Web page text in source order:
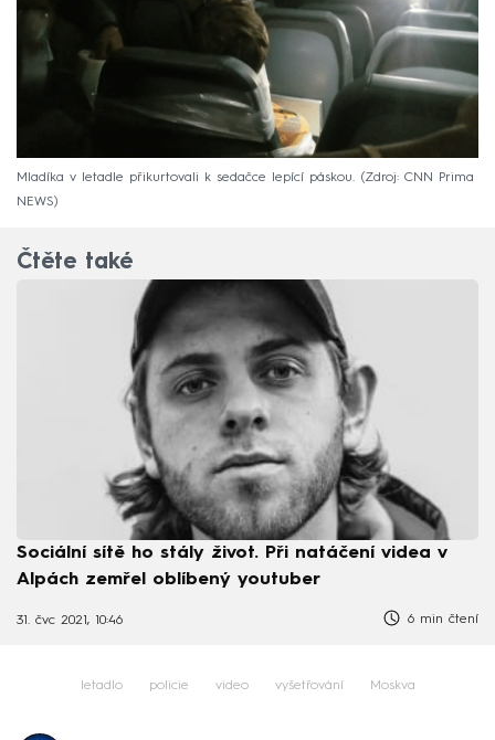
Mladíka v letadle přikurtovali k sedačce lepící páskou.
Zdroj: CNN Prima
NEWS
Čtěte také
Sociální sítě ho stály život. Při natáčení videa v
Alpách zemřel oblíbený youtuber
31. čvc 2021, 10:46 6 min čtení
letadlo policie video vyšetřování Moskva